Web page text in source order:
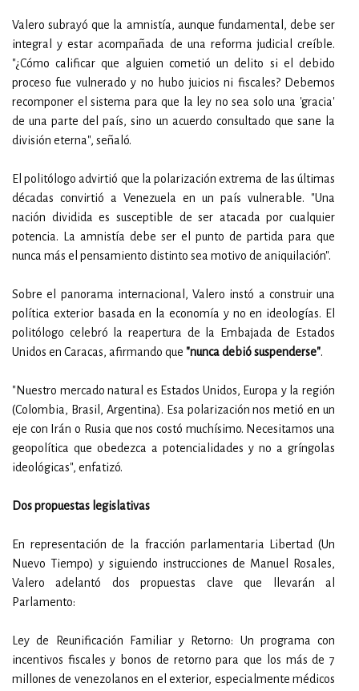
Valero subrayó que la amnistía, aunque fundamental, debe ser
integral y estar acompañada de una reforma judicial creíble.
"¿Cómo calificar que alguien cometió un delito si el debido
proceso fue vulnerado y no hubo juicios ni fiscales? Debemos
recomponer el sistema para que la ley no sea solo una 'gracia'
de una parte del país, sino un acuerdo consultado que sane la
división eterna", señaló.
El politólogo advirtió que la polarización extrema de las últimas
décadas convirtió a Venezuela en un país vulnerable. "Una
nación dividida es susceptible de ser atacada por cualquier
potencia. La amnistía debe ser el punto de partida para que
nunca más el pensamiento distinto sea motivo de aniquilación".
Sobre el panorama internacional, Valero instó a construir una
política exterior basada en la economía y no en ideologías. El
politólogo celebró la reapertura de la Embajada de Estados
Unidos en Caracas, afirmando que "nunca debió suspenderse".
"Nuestro mercado natural es Estados Unidos, Europa y la región
(Colombia, Brasil, Argentina). Esa polarización nos metió en un
eje con Irán o Rusia que nos costó muchísimo. Necesitamos una
geopolítica que obedezca a potencialidades y no a gríngolas
ideológicas", enfatizó.
Dos propuestas legislativas
En representación de la fracción parlamentaria Libertad (Un
Nuevo Tiempo) y siguiendo instrucciones de Manuel Rosales,
Valero adelantó dos propuestas clave que llevarán al
Parlamento:
Ley de Reunificación Familiar y Retorno: Un programa con
incentivos fiscales y bonos de retorno para que los más de 7
millones de venezolanos en el exterior, especialmente médicos